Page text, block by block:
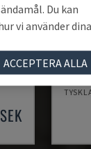
X-
Du kan
vi använder dina
ACCEPTERA ALLA